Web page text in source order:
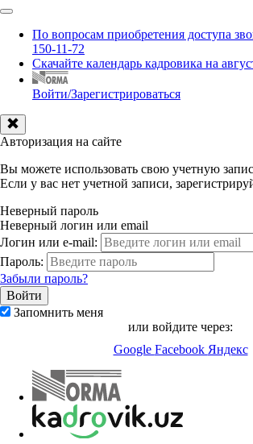
По вопросам приобретения доступа
150-11-72
Скачайте календарь кадровика на
Войти/Зарегистрироваться
Авторизация на сайте
Вы можете использовать свою учетную
Если у вас нет учетной записи,
Неверный пароль
Неверный логин или email
Логин или e-mail:
Пароль:
Забыли пароль?
Запомнить меня
или войдите через:
Google Facebook Яндекс